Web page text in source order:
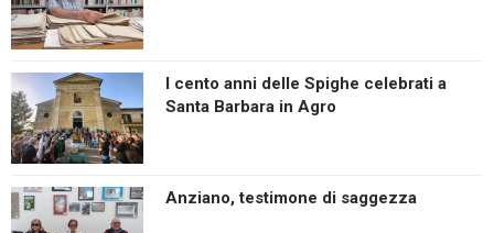
I cento anni delle Spighe celebrati a
Santa Barbara in Agro
Anziano, testimone di saggezza